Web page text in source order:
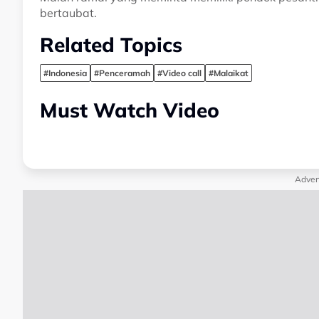
bertaubat.
Related Topics
#Indonesia #Penceramah #Video call #Malaikat
Must Watch Video